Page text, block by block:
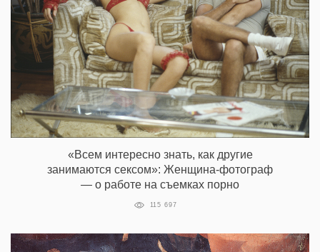
«Всем интересно знать, как другие
занимаются сексом»: Женщина-фотограф
— о работе на съемках порно
115 697